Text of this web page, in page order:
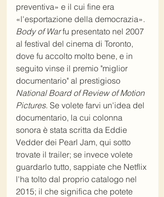
preventiva» e il cui fine era
«l'esportazione della democrazia».
Body of War fu presentato nel 2007
al festival del cinema di Toronto,
dove fu accolto molto bene, e in
seguito vinse il premio "miglior
documentario" al prestigioso
National Board of Review of Motion
Pictures. Se volete farvi un'idea del
documentario, la cui colonna
sonora è stata scritta da Eddie
Vedder dei Pearl Jam, qui sotto
trovate il trailer; se invece volete
guardarlo tutto, sappiate che Netflix
l'ha tolto dal proprio catalogo nel
2015; il che significa che potete